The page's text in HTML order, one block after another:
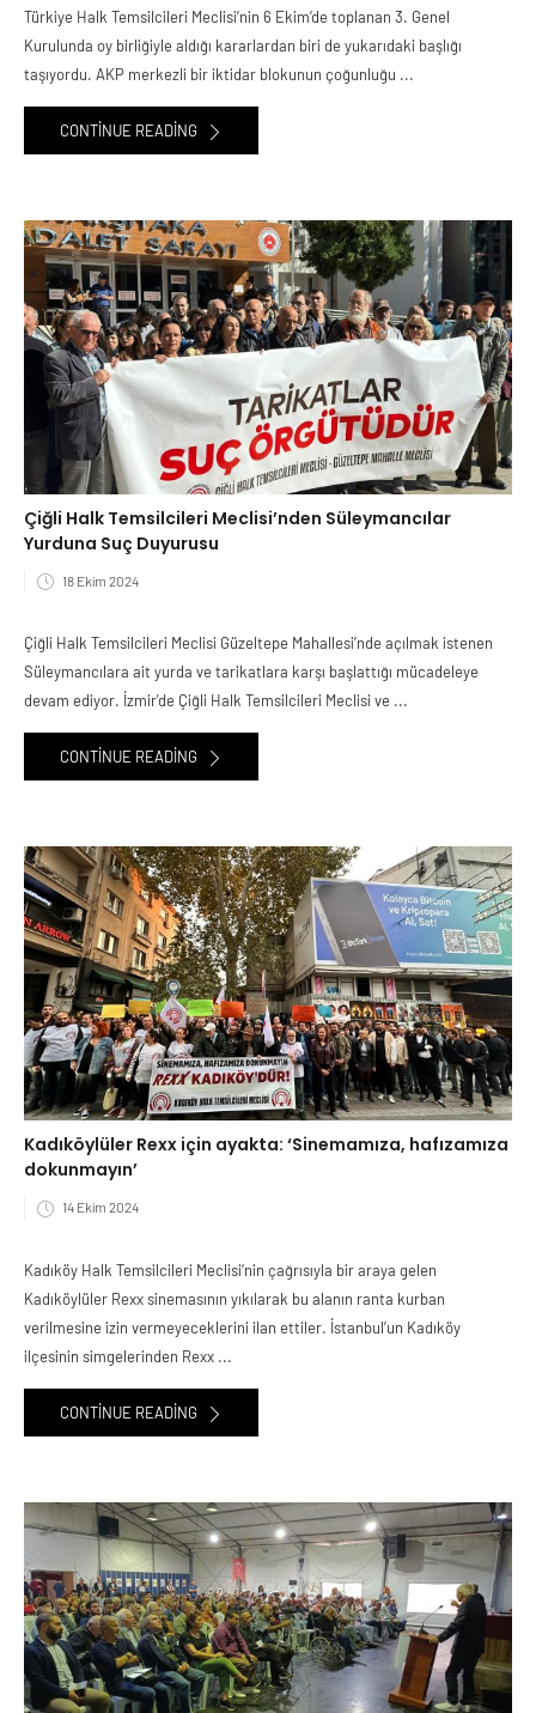
Türkiye Halk Temsilcileri Meclisi’nin 6 Ekim’de toplanan 3. Genel
Kurulunda oy birliğiyle aldığı kararlardan biri de yukarıdaki başlığı
taşıyordu. AKP merkezli bir iktidar blokunun çoğunluğu ...
CONTINUE READING
Çiğli Halk Temsilcileri Meclisi’nden Süleymancılar
Yurduna Suç Duyurusu
18 Ekim 2024
Çiğli Halk Temsilcileri Meclisi Güzeltepe Mahallesi’nde açılmak istenen
Süleymancılara ait yurda ve tarikatlara karşı başlattığı mücadeleye
devam ediyor. İzmir'de Çiğli Halk Temsilcileri Meclisi ve ...
CONTINUE READING
Kadıköylüler Rexx için ayakta: ‘Sinemamıza, hafızamıza
dokunmayın’
14 Ekim 2024
Kadıköy Halk Temsilcileri Meclisi’nin çağrısıyla bir araya gelen
Kadıköylüler Rexx sinemasının yıkılarak bu alanın ranta kurban
verilmesine izin vermeyeceklerini ilan ettiler. İstanbul’un Kadıköy
ilçesinin simgelerinden Rexx ...
CONTINUE READING